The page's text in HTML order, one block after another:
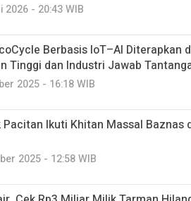
2026 - 20:43 WIB
Berbasis IoT–AI Diterapkan
Tinggi dan Industri Jawab
2025 - 16:18 WIB
Pacitan Ikuti Khitan Massal Baznas
2025 - 12:58 WIB